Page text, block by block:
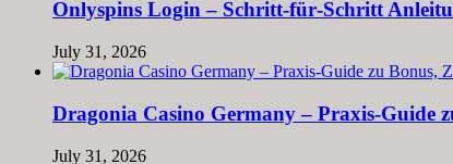
Onlyspins Login – Schritt‑für‑Schritt
July 31, 2026
Dragonia Casino Germany – Praxis‑Guide
July 31, 2026